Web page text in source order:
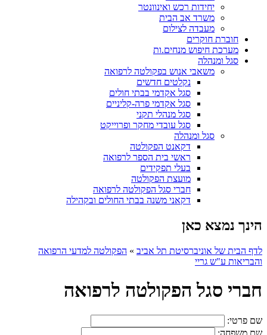
יחידות רכש ואינוונטר
משרד אב הבית
מעבדה לצילום
חוברת חוקרים
מערכת חיפוש מנחים.ות
סגל ומנהלה
משאבי אנוש בפקולטה לרפואה
נקלטים חדשים
סגל אקדמי בבתי חולים
סגל אקדמי פרה-קליניים
סגל מנהלי תקני
סגל עובדי מחקר ופרוייקט
סגל ומנהלה
דקאנט הפקולטה
ראשי בית הספר לרפואה
בעלי תפקידים
מועצת הפקולטה
חברי סגל הפקולטה לרפואה
דקאני משנה בבתי החולים ובקהילה
הינך נמצא כאן
לדף הבית של אוניברסיטת תל אביב » הפקולטה למדעי הרפואה
והבריאות ע"ש גריי
חברי סגל הפקולטה לרפואה
שם פרטי:
שם משפחה: